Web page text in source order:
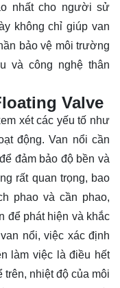
nhất cho người sử
không chỉ giúp van
bảo vệ môi trường
và công nghệ thân
Valve
xét các yếu tố như
động. Van nổi cần
đảm bảo độ bền và
rất quan trọng, bao
phao và cần phao,
để phát hiện và khắc
nổi, việc xác định
làm việc là điều hết
nhiệt độ của môi